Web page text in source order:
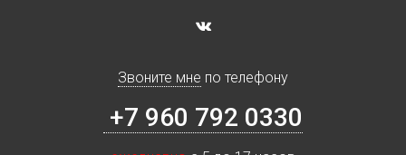
Звоните мне по телефону
+7 960 792 0330